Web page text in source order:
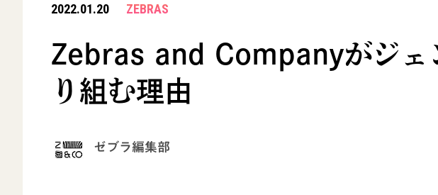
2022.01.20 ZEBRAS
Zebras and Companyがジェ
り組む理由
ゼブラ編集部